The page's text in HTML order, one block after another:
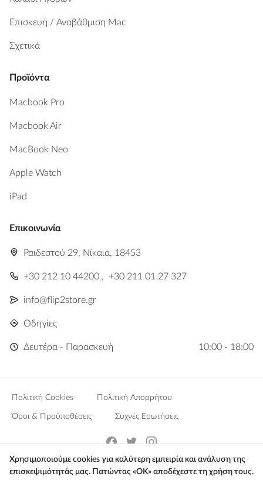
Επισκευή / Αναβάθμιση Mac
Σχετικά
Προϊόντα
Macbook Pro
Macbook Air
MacBook Neo
Apple Watch
iPad
Επικοινωνία
Ραιδεστού 29, Νίκαια, 18453
+30 212 10 44200 , +30 211 01 27 327
info@flip2store.gr
Οδηγίες
Δευτέρα - Παρασκευή 10:00 - 18:00
Πολιτική Cookies Πολιτική Απορρήτου
Όροι & Προϋποθέσεις Συχνές Ερωτήσεις
Χρησιμοποιούμε cookies για καλύτερη εμπειρία και ανάλυση της
επισκεψιμότητάς μας. Πατώντας «ΟΚ» αποδέχεστε τη χρήση τους.